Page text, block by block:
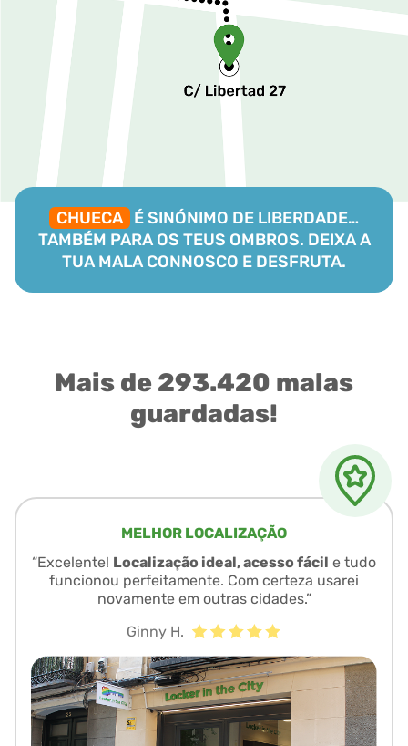
CHUECA É SINÓNIMO DE LIBERDADE…
TAMBÉM PARA OS TEUS OMBROS. DEIXA A
TUA MALA CONNOSCO E DESFRUTA.
Mais de 293.420 malas
guardadas!
MELHOR LOCALIZAÇÃO
“Excelente! Localização ideal, acesso fácil e tudo
funcionou perfeitamente. Com certeza usarei
novamente em outras cidades.”
Ginny H.